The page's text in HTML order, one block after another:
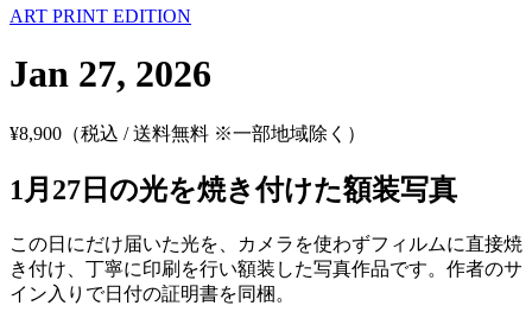
ART PRINT EDITION
Jan 27, 2026
¥8,900 （税込 / 送料無料 ※一部地域除く）
1月27日の光を焼き付けた額装写真
この日にだけ届いた光を、カメラを使わずフィルムに直接焼
き付け、丁寧に印刷を行い額装した写真作品です。作者のサ
イン入りで日付の証明書を同梱。